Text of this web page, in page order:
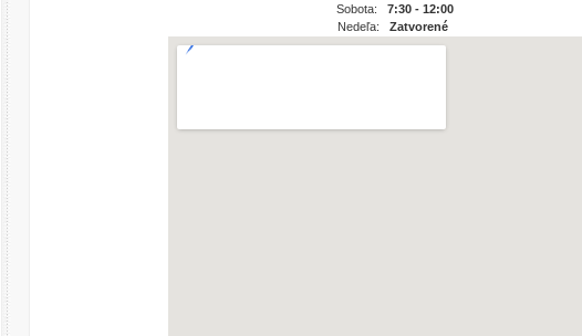
Sobota: 7:30 - 12:00
Nedeľa: Zatvorené